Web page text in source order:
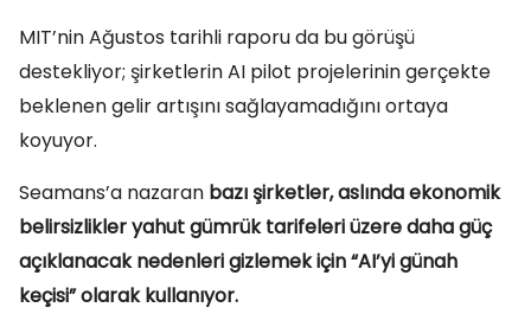
MIT’nin Ağustos tarihli raporu da bu görüşü
destekliyor; şirketlerin AI pilot projelerinin gerçekte
beklenen gelir artışını sağlayamadığını ortaya
koyuyor.
Seamans’a nazaran bazı şirketler, aslında ekonomik
belirsizlikler yahut gümrük tarifeleri üzere daha güç
açıklanacak nedenleri gizlemek için “AI’yi günah
keçisi” olarak kullanıyor.